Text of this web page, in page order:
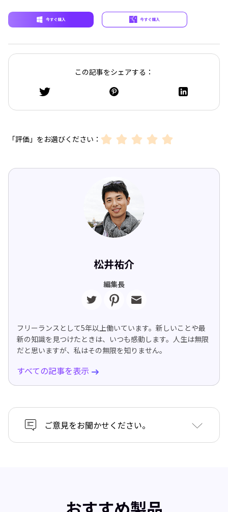
この記事をシェアする：
「評価」をお選びください：
松井祐介
編集長
フリーランスとして5年以上働いています。新しいことや最
新の知識を見つけたときは、いつも感動します。人生は無限
だと思いますが、私はその無限を知りません。
すべての記事を表示
ご意見をお聞かせください。